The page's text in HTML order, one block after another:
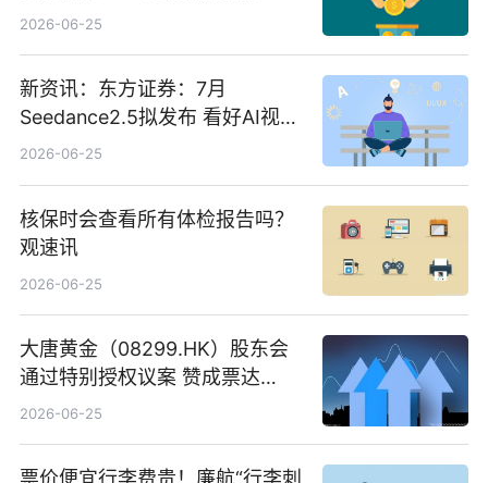
筹约1007万港元 独家焦点
2026-06-25
新资讯：东方证券：7月
Seedance2.5拟发布 看好AI视频
创作工作流进一步提效
2026-06-25
核保时会查看所有体检报告吗？
观速讯
2026-06-25
大唐黄金（08299.HK）股东会
通过特别授权议案 赞成票达
100%_新动态
2026-06-25